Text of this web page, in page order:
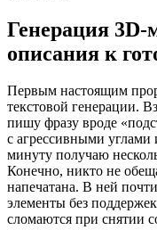
Генерация 3D-
описания к
Первым настоящим
текстовой генерации.
пишу фразу вроде
с агрессивными углами
минуту получаю
Конечно, никто не
напечатана. В ней
элементы без
сломаются при снятии